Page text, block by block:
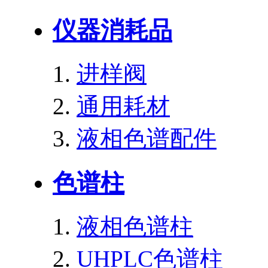
仪器消耗品
进样阀
通用耗材
液相色谱配件
色谱柱
液相色谱柱
UHPLC色谱柱